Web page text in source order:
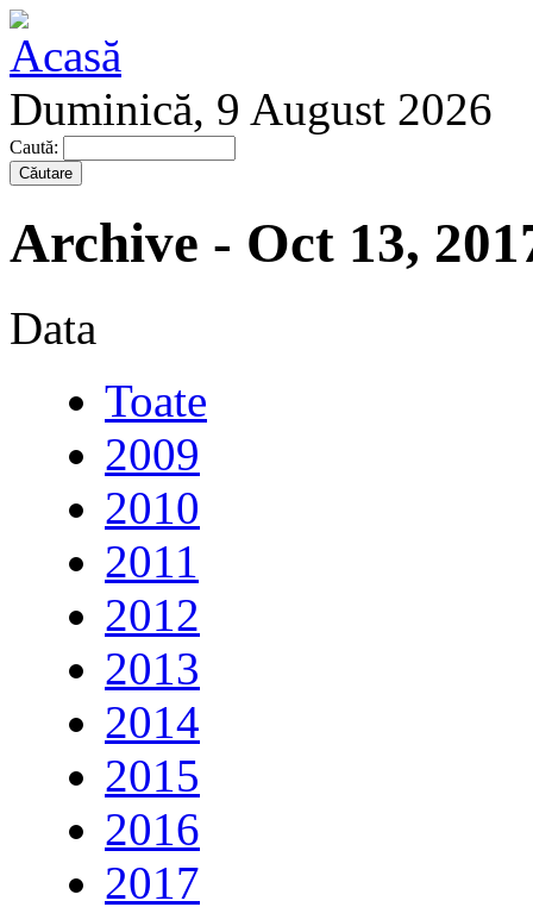
Duminică, 9 August 2026
Caută:
Archive - Oct 13,
Data
Toate
2009
2010
2011
2012
2013
2014
2015
2016
2017